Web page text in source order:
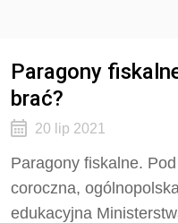
Paragony
brać?
20 lip 2021
Paragony fiskalne.
coroczna,
edukacyjna